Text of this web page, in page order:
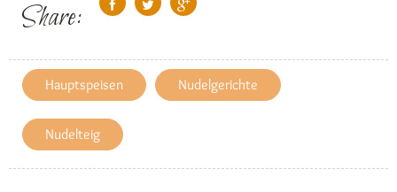
Share:
Hauptspeisen Nudelgerichte
Nudelteig